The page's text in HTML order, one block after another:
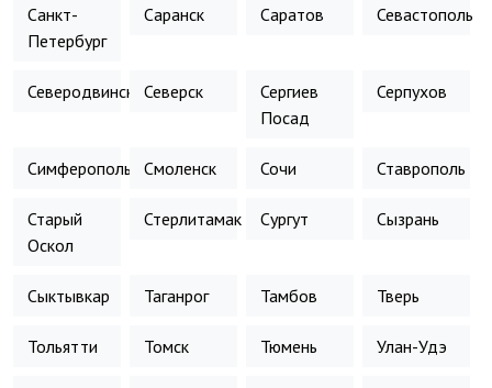
Санкт-
Петербург
Саранск Саратов Севастополь
Северодвинск Северск
Сергиев
Посад
Серпухов
Симферополь Смоленск Сочи Ставрополь
Старый
Оскол
Стерлитамак Сургут Сызрань
Сыктывкар Таганрог Тамбов Тверь
Тольятти Томск Тюмень Улан-Удэ